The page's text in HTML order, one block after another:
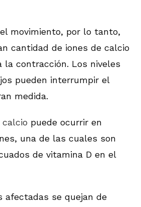
movimiento, por lo tanto,
cantidad de iones de calcio
la contracción. Los niveles
pueden interrumpir el
medida.
calcio puede ocurrir en
una de las cuales son
de vitamina D en el
afectadas se quejan de